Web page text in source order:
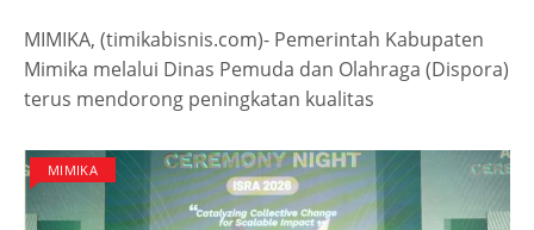
MIMIKA, (timikabisnis.com)- Pemerintah Kabupaten
Mimika melalui Dinas Pemuda dan Olahraga (Dispora)
terus mendorong peningkatan kualitas
MIMIKA